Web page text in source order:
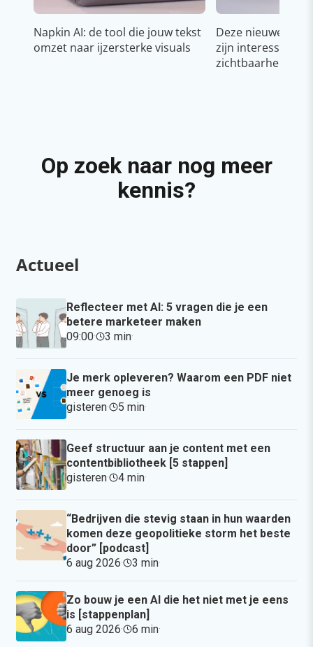
Napkin AI: de tool die jouw tekst
omzet naar ijzersterke visuals
Deze nieuwe
zijn interessant
zichtbaarheid &
Op zoek naar nog meer
kennis?
Actueel
Reflecteer met AI: 5 vragen die je een
betere marketeer maken
09:00· 3 min·
Je merk opleveren? Waarom een PDF niet
meer genoeg is
gisteren· 5 min·
Geef structuur aan je content met een
contentbibliotheek [5 stappen]
gisteren· 4 min·
“Bedrijven die stevig staan in hun waarden
komen deze geopolitieke storm het beste
door” [podcast]
6 aug 2026· 3 min·
Zo bouw je een AI die het niet met je eens
is [stappenplan]
6 aug 2026· 6 min·